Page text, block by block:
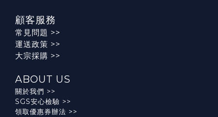
顧客服務
常見問題 >>
運送政策 >>
大宗採購 >>
ABOUT US
關於我們 >>
SGS安心檢驗 >>
領取優惠券辦法 >>